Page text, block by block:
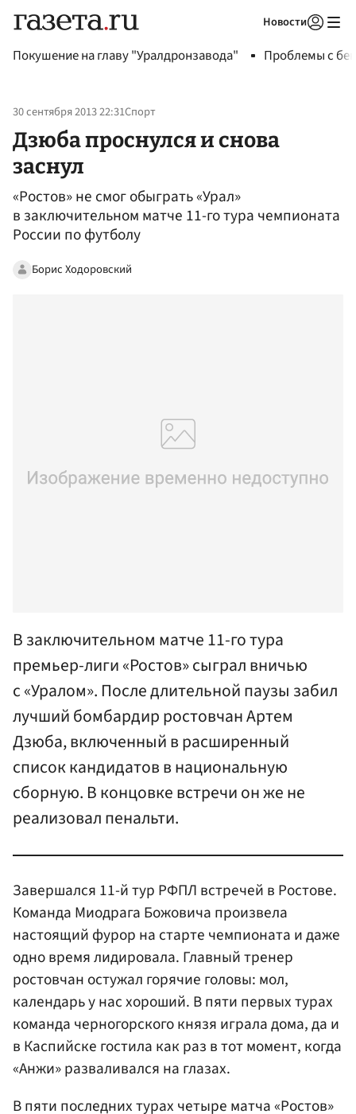
Новости
Покушение на главу "Уралдронзавода" Проблемы с
30 сентября 2013 22:31Спорт
Дзюба проснулся и снова
заснул
«Ростов» не смог обыграть «Урал»
в заключительном матче 11-го тура чемпионата
России по футболу
Борис Ходоровский
В заключительном матче 11-го тура
премьер-лиги «Ростов» сыграл вничью
с «Уралом». После длительной паузы забил
лучший бомбардир ростовчан Артем
Дзюба, включенный в расширенный
список кандидатов в национальную
сборную. В концовке встречи он же не
реализовал пенальти.
Завершался 11-й тур РФПЛ встречей в Ростове.
Команда Миодрага Божовича произвела
настоящий фурор на старте чемпионата и даже
одно время лидировала. Главный тренер
ростовчан остужал горячие головы: мол,
календарь у нас хороший. В пяти первых турах
команда черногорского князя играла дома, да и
в Каспийске гостила как раз в тот момент, когда
«Анжи» разваливался на глазах.
В пяти последних турах четыре матча «Ростов»